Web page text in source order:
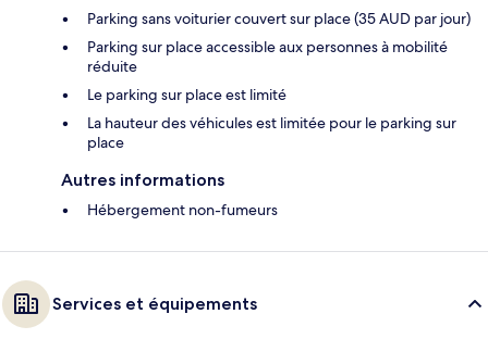
Parking sans voiturier couvert sur place (35 AUD par jour)
Parking sur place accessible aux personnes à mobilité
réduite
Le parking sur place est limité
La hauteur des véhicules est limitée pour le parking sur
place
Autres informations
Hébergement non-fumeurs
Services et équipements